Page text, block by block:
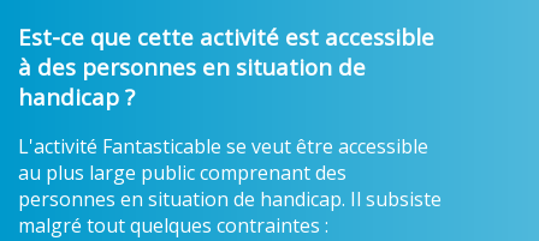
Est-ce que cette activité est accessible
à des personnes en situation de
handicap ?
L'activité Fantasticable se veut être accessible
au plus large public comprenant des
personnes en situation de handicap. Il subsiste
malgré tout quelques contraintes :